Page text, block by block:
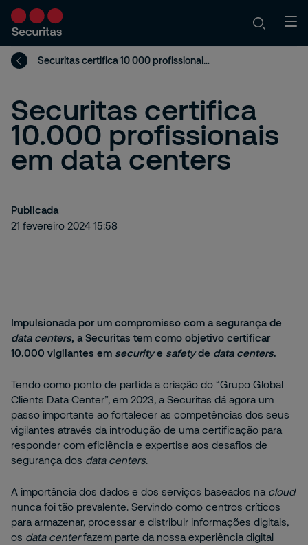
Securitas certifica 10 000 profissionais em segurança de data centers
Securitas certifica
10.000 profissionais
em data centers
Publicada
21 fevereiro 2024 15:58
Impulsionada por um compromisso com a segurança de
data centers, a Securitas tem como objetivo certificar
10.000 vigilantes em securitye safetyde data centers.
Tendo como ponto de partida a criação do “Grupo Global
Clients Data Center”, em 2023, a Securitas dá agora um
passo importante ao fortalecer as competências dos seus
vigilantes através da introdução de uma certificação para
responder com eficiência e expertise aos desafios de
segurança dos data centers.
A importância dos dados e dos serviços baseados na cloud
nunca foi tão prevalente. Servindo como centros críticos
para armazenar, processar e distribuir informações digitais,
os data centerfazem parte da nossa experiência digital